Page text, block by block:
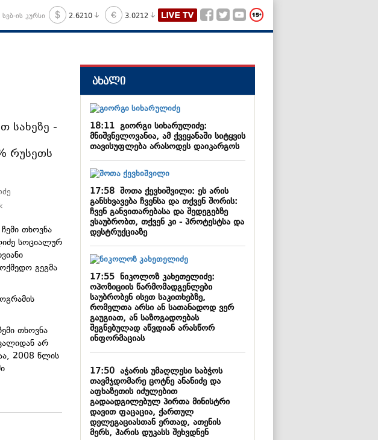
სებ-ის კურსი 2.6210 3.0212
სახეზე -
რუსეთს
თხოვნა
სოციალურ
გეგმა
თხოვნა
არ
2008 წლის
ახალი
18:11გიორგი სიხარულიძე:
მნიშვნელოვანია, ამ ქვეყანაში სიტყვის
თავისუფლება არასოდეს დაიკარგოს
17:58შოთა ქევხიშვილი: ეს არის
განსხვავება ჩვენსა და თქვენ შორის:
ჩვენ განვითარებასა და შედეგებზე
ვსაუბრობთ, თქვენ კი - პროტესტსა და
დესტრუქციაზე
17:55ნიკოლოზ კახეთელიძე:
ოპოზიციის წარმომადგენლები
საუბრობენ ისეთ საკითხებზე,
რომელთა არსი ან სათანადოდ ვერ
გაუგიათ, ან საზოგადოებას
შეგნებულად აწვდიან არასწორ
ინფორმაციას
17:50აჭარის უმაღლესი საბჭოს
თავმჯდომარე ცოტნე ანანიძე და
აფხაზეთის იძულებით
გადაადგილებულ პირთა მინისტრი
დავით ფაცაცია, ქართულ
დელეგაციასთან ერთად, ათენის
მერს, ჰარის დუკასს შეხვდნენ